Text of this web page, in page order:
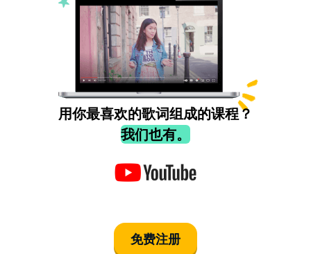
用你最喜欢的歌词组成的课程？
我们也有。
免费注册